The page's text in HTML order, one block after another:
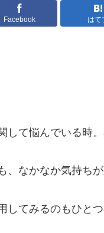
Facebook はて
して悩んでいる時
、なかなか気持ちが
してみるのもひとつ